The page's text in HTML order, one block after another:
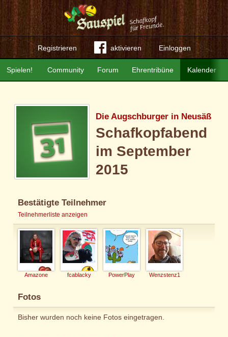
Registrieren aktivieren Einloggen
Community Forum Ehrentribüne Kalender
Spielen!
Die Augschburger in Neusäß
Schafkopfabend
im September
2015
Bestätigte Teilnehmer
Teilnehmerliste anzeigen
Amazone fcablacky PowerPlay Wenzstenz1
Fotos
Bisher wurden noch keine Fotos eingetragen.